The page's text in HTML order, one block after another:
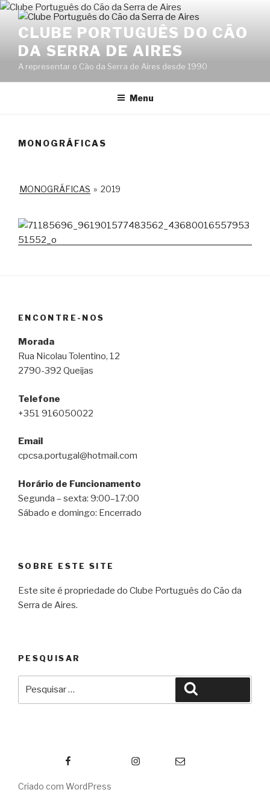
Saltar
conteúdo
CLUBE PORTUGUÊS DO CÃO
DA SERRA DE AIRES
A representar o Cão da Serra de Aires desde 1990
Menu
MONOGRÁFICAS
MONOGRÁFICAS » 2019
ENCONTRE-NOS
Morada
Rua Nicolau Tolentino, 12
2790-392 Queijas
Telefone
+351 916050022
Email
cpcsa.portugal@hotmail.com
Horário de Funcionamento
Segunda – sexta: 9:00–17:00
Sábado e domingo: Encerrado
SOBRE ESTE SITE
Este site é propriedade do Clube Português do Cão da
Serra de Aires.
PESQUISAR
Email
Criado com WordPress